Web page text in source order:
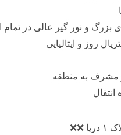
بزرگ و نور گیر عالی در تمام
روز و ایتالیایی
مشرف به منطقه